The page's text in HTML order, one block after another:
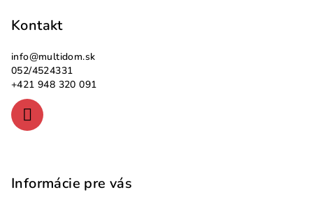
Kontakt
info@multidom.sk
052/4524331
+421 948 320 091
Informácie pre vás